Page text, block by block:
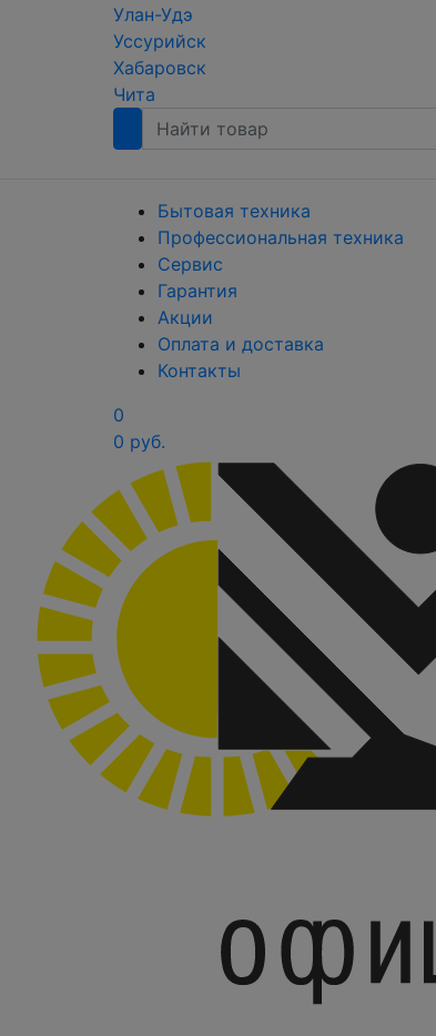
Улан-Удэ
Уссурийск
Хабаровск
Чита
Бытовая техника
Профессиональная техника
Сервис
Гарантия
Акции
Оплата и доставка
Контакты
0
0 руб.